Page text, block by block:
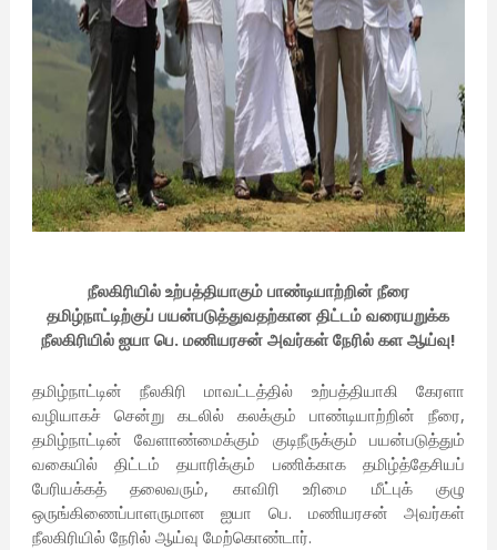
நீலகிரியில் உற்பத்தியாகும் பாண்டியாற்றின் நீரை
தமிழ்நாட்டிற்குப் பயன்படுத்துவதற்கான திட்டம் வரையறுக்க
நீலகிரியில் ஐயா பெ. மணியரசன் அவர்கள் நேரில் கள ஆய்வு!
தமிழ்நாட்டின் நீலகிரி மாவட்டத்தில் உற்பத்தியாகி கேரளா
வழியாகச் சென்று கடலில் கலக்கும் பாண்டியாற்றின் நீரை,
தமிழ்நாட்டின் வேளாண்மைக்கும் குடிநீருக்கும் பயன்படுத்தும்
வகையில் திட்டம் தயாரிக்கும் பணிக்காக தமிழ்த்தேசியப்
பேரியக்கத் தலைவரும், காவிரி உரிமை மீட்புக் குழு
ஒருங்கிணைப்பாளருமான ஐயா பெ. மணியரசன் அவர்கள்
நீலகிரியில் நேரில் ஆய்வு மேற்கொண்டார்.